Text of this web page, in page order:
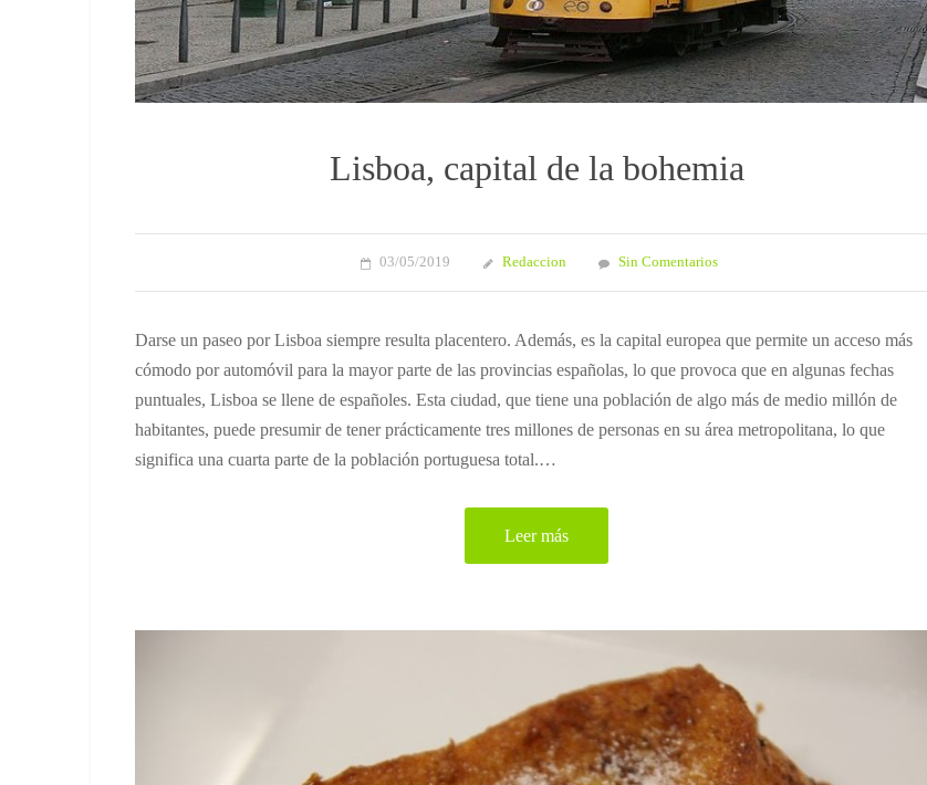
Lisboa, capital de la bohemia
03/05/2019 Redaccion Sin Comentarios
Darse un paseo por Lisboa siempre resulta placentero. Además, es la capital europea que permite un acceso más
cómodo por automóvil para la mayor parte de las provincias españolas, lo que provoca que en algunas fechas
puntuales, Lisboa se llene de españoles. Esta ciudad, que tiene una población de algo más de medio millón de
habitantes, puede presumir de tener prácticamente tres millones de personas en su área metropolitana, lo que
significa una cuarta parte de la población portuguesa total.…
Leer más